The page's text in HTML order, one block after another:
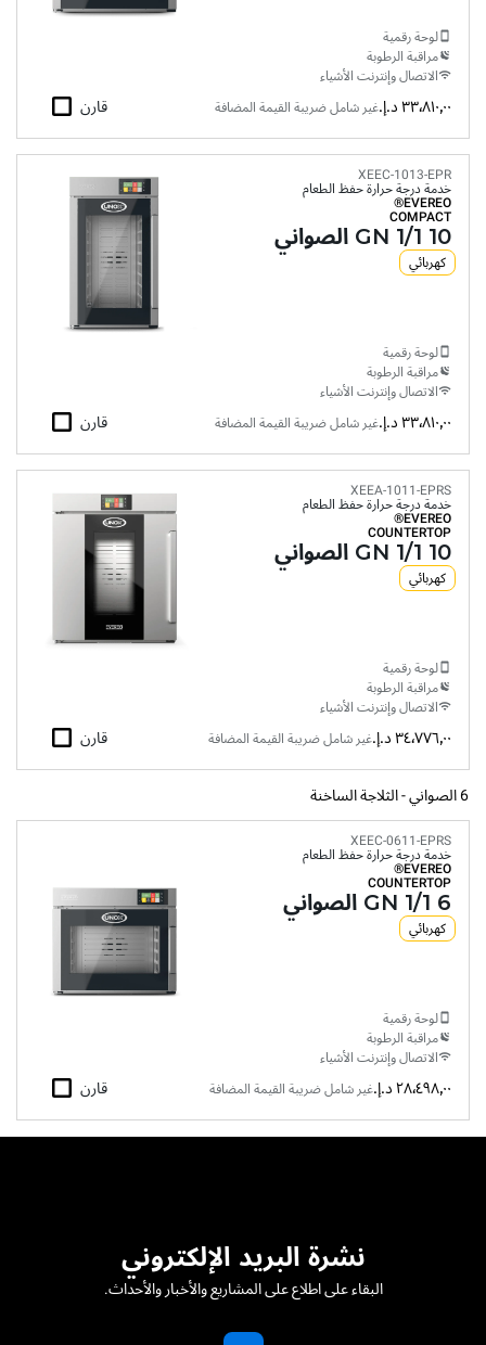
لوحة رقمية
مراقبة الرطوبة
الاتصال وإنترنت الأشياء
٣٣٬٨١٠٫٠٠ د.إ.‏ غير شامل ضريبة القيمة المضافة قارن
XEEC-1013-EPR
خدمة درجة حرارة حفظ الطعام
EVEREO®
COMPACT
10 GN 1/1 الصواني
كهربائي
لوحة رقمية
مراقبة الرطوبة
الاتصال وإنترنت الأشياء
٣٣٬٨١٠٫٠٠ د.إ.‏ غير شامل ضريبة القيمة المضافة قارن
XEEA-1011-EPRS
خدمة درجة حرارة حفظ الطعام
EVEREO®
COUNTERTOP
10 GN 1/1 الصواني
كهربائي
لوحة رقمية
مراقبة الرطوبة
الاتصال وإنترنت الأشياء
٣٤٬٧٧٦٫٠٠ د.إ.‏ غير شامل ضريبة القيمة المضافة قارن
6 الصواني - الثلاجة الساخنة
XEEC-0611-EPRS
خدمة درجة حرارة حفظ الطعام
EVEREO®
COUNTERTOP
6 GN 1/1 الصواني
كهربائي
لوحة رقمية
مراقبة الرطوبة
الاتصال وإنترنت الأشياء
٢٨٬٤٩٨٫٠٠ د.إ.‏ غير شامل ضريبة القيمة المضافة قارن
نشرة البريد الإلكتروني
البقاء على اطلاع على المشاريع والأخبار والأحداث.